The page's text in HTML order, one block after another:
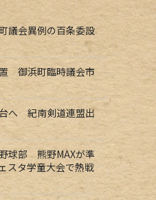
議会異例の百条委設
御浜町臨時議会市
へ 紀南剣道連盟出
球部 熊野MAXが準
スタ学童大会で熱戦